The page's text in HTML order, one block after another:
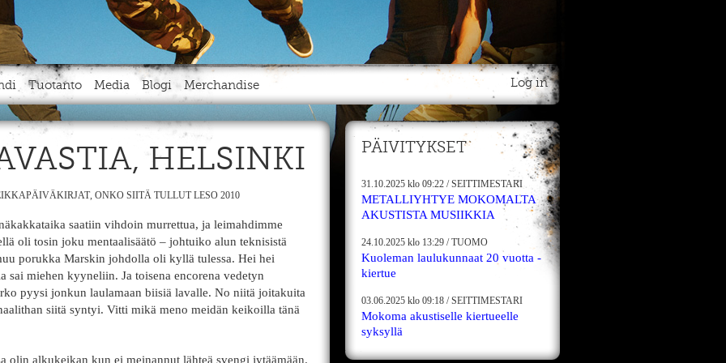
Tuotanto Media Blogi Merchandise Log in
HELSINKI
, ONKO SIITÄ TULLUT LESO 2010
saatiin vihdoin murrettua, ja leimahdimme
oli tosin joku mentaalisäätö – johtuiko alun teknisistä
porukka Marskin johdolla oli kyllä tulessa. Hei hei
sai miehen kyyneliin. Ja toisena encorena vedetyn
pyysi jonkun laulamaan biisiä lavalle. No niitä joitakuita
siitä syntyi. Vitti mikä meno meidän keikoilla tänä
olin alkukeikan kun ei meinannut lähteä svengi jytäämään.
PÄIVITYKSET
31.10.2025 klo 09:22 /SEITTIMESTARI
METALLIYHTYE MOKOMALTA
AKUSTISTA MUSIIKKIA
24.10.2025 klo 13:29 /TUOMO
Kuoleman laulukunnaat 20 vuotta -
kiertue
03.06.2025 klo 09:18 /SEITTIMESTARI
Mokoma akustiselle kiertueelle
syksyllä